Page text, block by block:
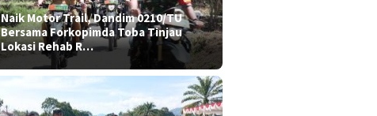
Naik Motor Trail, Dandim 0210/TU
Bersama Forkopimda Toba Tinjau
Lokasi Rehab R…